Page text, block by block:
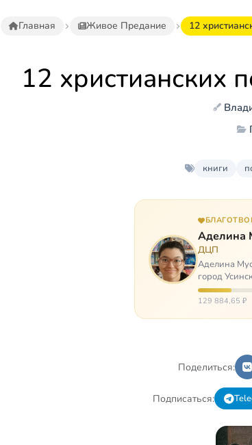
Главная Живое Предание 12
12 христианских
книги
Аделина
ДЦП
Аделина
город
129 884,65 ₽
Поделиться:
Подписаться: